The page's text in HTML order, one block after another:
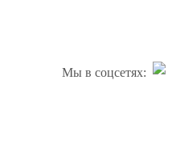
Мы в соцсетях: